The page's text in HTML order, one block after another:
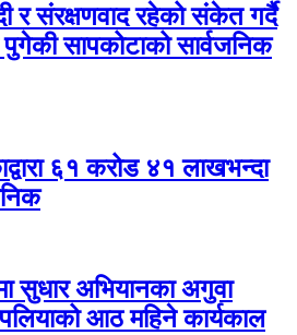
र संरक्षणवाद रहेको संकेत गर्दै
पुगेकी सापकोटाको सार्वजनिक
६१ करोड ४१ लाखभन्दा
सुधार अभियानका अगुवा
आठ महिने कार्यकाल